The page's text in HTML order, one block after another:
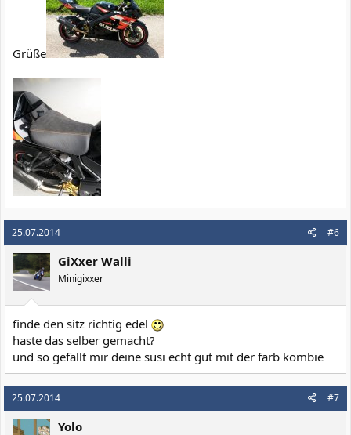
Grüße
25.07.2014 #6
GiXxer Walli
Minigixxer
finde den sitz richtig edel
haste das selber gemacht?
und so gefällt mir deine susi echt gut mit der farb kombie
25.07.2014 #7
Yolo